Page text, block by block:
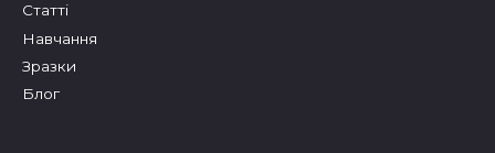
Статтi
Навчання
Зразки
Блог